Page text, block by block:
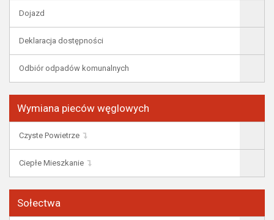
Dojazd
Deklaracja dostępności
Odbiór odpadów komunalnych
Wymiana pieców węglowych
Czyste Powietrze
Ciepłe Mieszkanie
Sołectwa